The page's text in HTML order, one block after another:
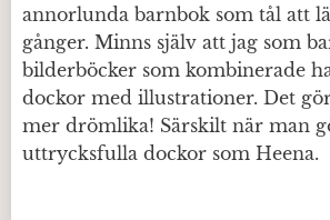
annorlunda barnbok som tål att
gånger. Minns själv att jag som
bilderböcker som kombinerade
dockor med illustrationer. Det
mer drömlika! Särskilt när man
uttrycksfulla dockor som Heena.